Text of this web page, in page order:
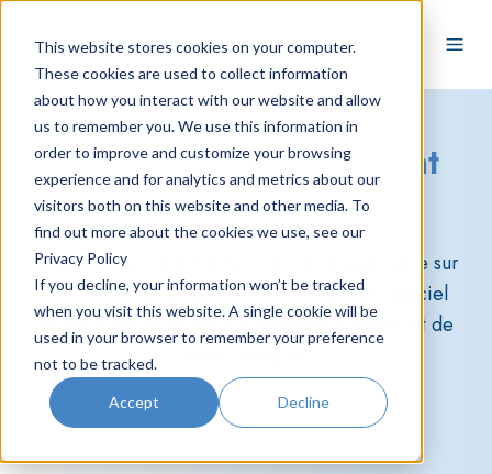
This website stores cookies on your computer.
These cookies are used to collect information
about how you interact with our website and allow
us to remember you. We use this information in
order to improve and customize your browsing
experience and for analytics and metrics about our
visitors both on this website and other media. To
find out more about the cookies we use, see our
Privacy Policy
If you decline, your information won’t be tracked
when you visit this website. A single cookie will be
used in your browser to remember your preference
not to be tracked.
Accept Decline
Webinaire de lancement
d'ODYO Soft
Regardez l'enregistrement de notre webinaire sur
ODYO Soft pour découvrir comment ce logiciel
peut simplifier la gestion de votre pratique et de
votre clinique.